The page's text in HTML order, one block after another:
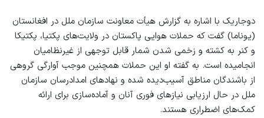
دوجاریک با اشاره به گزارش هیأت معاونت سازمان ملل در افغانستان
(یوناما) گفت که حملات هوایی پاکستان در ولایت‌های پکتیا، پکتیکا
و کنر به کشته و زخمی شدن شمار قابل توجهی از غیرنظامیان
انجامیده است. به گفته او این حملات همچنین موجب آوارگی گروهی
از باشندگان مناطق آسیب‌دیده شده و نهادهای امدادرسان سازمان
ملل در حال ارزیابی نیازهای فوری آنان و آماده‌سازی برای ارائه
کمک‌های اضطراری هستند.